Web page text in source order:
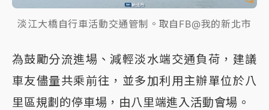
淡江大橋自行車活動交通管制。取自FB@我的新北市
為鼓勵分流進場、減輕淡水端交通負荷，建議
車友儘量共乘前往，並多加利用主辦單位於八
里區規劃的停車場，由八里端進入活動會場。